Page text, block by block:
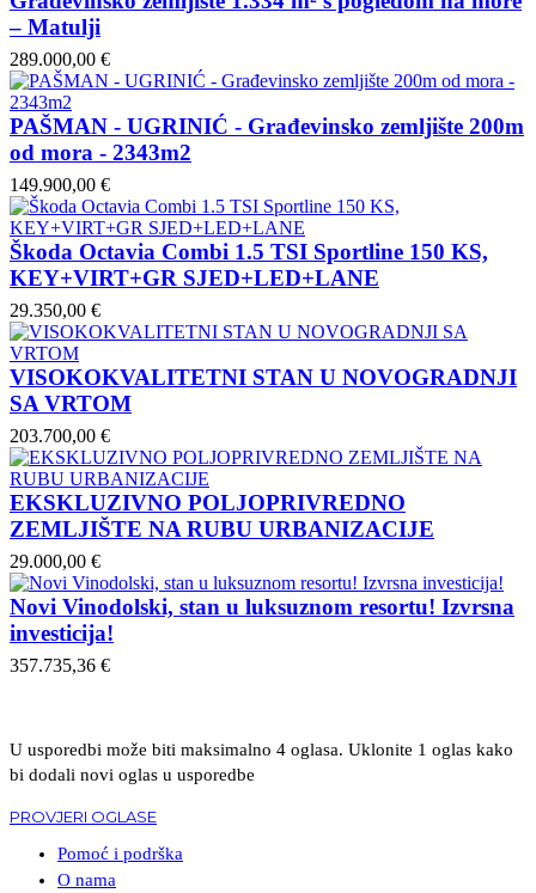
– Matulji
289.000,00 €
PAŠMAN - UGRINIĆ - Građevinsko zemljište 200m
od mora - 2343m2
149.900,00 €
Škoda Octavia Combi 1.5 TSI Sportline 150 KS,
KEY+VIRT+GR SJED+LED+LANE
29.350,00 €
VISOKOKVALITETNI STAN U NOVOGRADNJI
SA VRTOM
203.700,00 €
EKSKLUZIVNO POLJOPRIVREDNO
ZEMLJIŠTE NA RUBU URBANIZACIJE
29.000,00 €
Novi Vinodolski, stan u luksuznom resortu! Izvrsna
investicija!
357.735,36 €
U usporedbi može biti maksimalno 4 oglasa. Uklonite 1 oglas kako
bi dodali novi oglas u usporedbe
PROVJERI OGLASE
Pomoć i podrška
O nama